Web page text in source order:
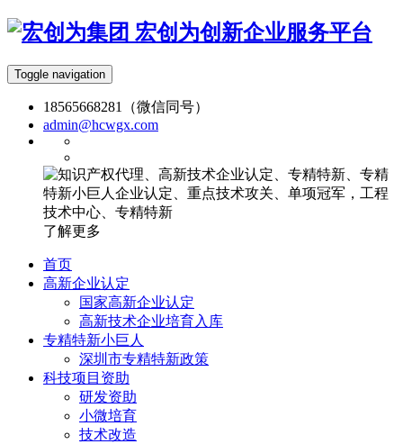
宏创为创新企业服务平台
Toggle navigation
18565668281（微信同号）
admin@hcwgx.com
了解更多
首页
高新企业认定
国家高新企业认定
高新技术企业培育入库
专精特新小巨人
深圳市专精特新政策
科技项目资助
研发资助
小微培育
技术改造